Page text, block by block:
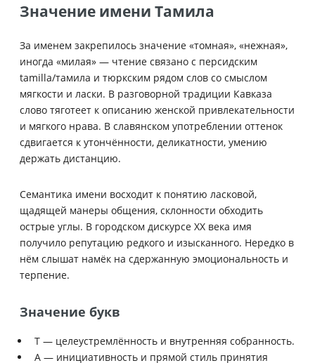
Значение имени Тамила
За именем закрепилось значение «томная», «нежная»,
иногда «милая» — чтение связано с персидским
tamilla/тамила и тюркским рядом слов со смыслом
мягкости и ласки. В разговорной традиции Кавказа
слово тяготеет к описанию женской привлекательности
и мягкого нрава. В славянском употреблении оттенок
сдвигается к утончённости, деликатности, умению
держать дистанцию.
Семантика имени восходит к понятию ласковой,
щадящей манеры общения, склонности обходить
острые углы. В городском дискурсе XX века имя
получило репутацию редкого и изысканного. Нередко в
нём слышат намёк на сдержанную эмоциональность и
терпение.
Значение букв
Т — целеустремлённость и внутренняя собранность.
А — инициативность и прямой стиль принятия